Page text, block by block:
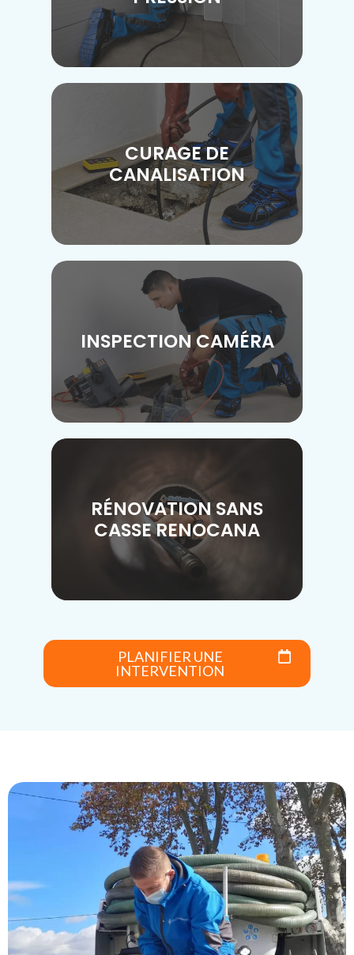
CURAGE DE
CANALISATION
INSPECTION CAMÉRA
RÉNOVATION SANS
CASSE RENOCANA
PLANIFIER UNE
INTERVENTION